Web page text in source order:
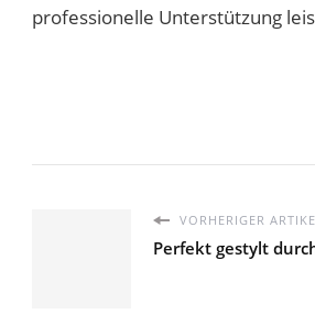
professionelle Unterstützung
VORHERIGER
Perfekt gestylt